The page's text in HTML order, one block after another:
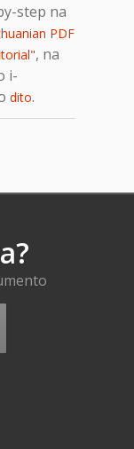
step na
PDF
, na
i-
dito.